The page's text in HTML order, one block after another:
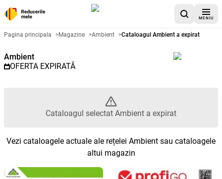
MENIU
Catalog promoțional Ambient
Pagina principala >Magazine >Ambient >Cataloagul Ambient a expirat
Ambient
OFERTA EXPIRATĂ
Cataloagul selectat Ambient a expirat
Vezi cataloagele actuale ale rețelei Ambient sau cataloagele
altui magazin